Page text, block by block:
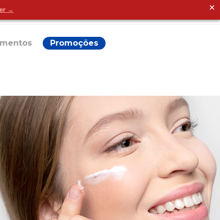
→ ✕
Promoções